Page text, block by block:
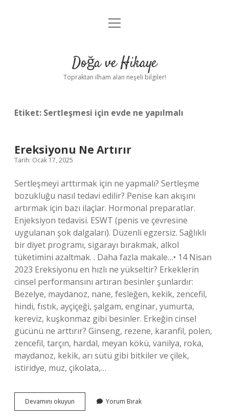
Anasayfa
Yasal Uyarı
menüyü
Doğa ve Hikaye
Topraktan ilham alan neşeli bilgiler!
Etiket: Sertleşmesi için evde ne yapılmalı
Ereksiyonu Ne Artırır
Tarih: Ocak 17, 2025
Sertleşmeyi arttırmak için ne yapmalı? Sertleşme
bozukluğu nasıl tedavi edilir? Penise kan akışını
artırmak için bazı ilaçlar. Hormonal preparatlar.
Enjeksiyon tedavisi. ESWT (penis ve çevresine
uygulanan şok dalgaları). Düzenli egzersiz. Sağlıklı
bir diyet programı, sigarayı bırakmak, alkol
tüketimini azaltmak. . Daha fazla makale…• 14 Nisan
2023 Ereksiyonu en hızlı ne yükseltir? Erkeklerin
cinsel performansını artıran besinler şunlardır:
Bezelye, maydanoz, nane, fesleğen, kekik, zencefil,
hindi, fıstık, ayçiçeği, şalgam, enginar, yumurta,
kereviz, kuşkonmaz gibi besinler. Erkeğin cinsel
gücünü ne arttırır? Ginseng, rezene, karanfil, polen,
zencefil, tarçın, hardal, meyan kökü, vanilya, roka,
maydanoz, kekik, arı sütü gibi bitkiler ve çilek,
istiridye, muz, çikolata,…
Devamını okuyun Ereksiyonu
Ne
Yorum Bırak